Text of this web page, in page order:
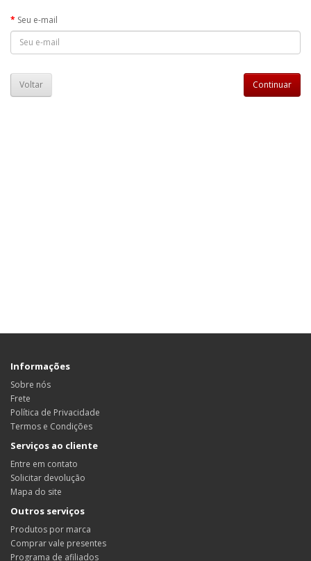
Seu e-mail
Voltar
Informações
Sobre nós
Frete
Política de Privacidade
Termos e Condições
Serviços ao cliente
Entre em contato
Solicitar devolução
Mapa do site
Outros serviços
Produtos por marca
Comprar vale presentes
Programa de afiliados